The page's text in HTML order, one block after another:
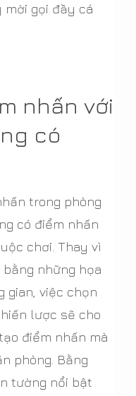
gọi đầy cá
nhấn với
có
trong phòng
có điểm nhấn
chơi. Thay vì
những họa
gian, việc chọn
lược sẽ cho
điểm nhấn mà
phòng. Bằng
tường nổi bật